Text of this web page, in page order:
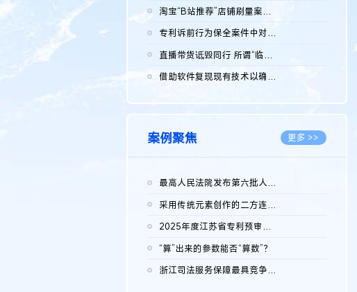
淘宝“B站推荐”店铺刷量案维持原判，两被告连带赔偿150万元
专利诉前行为保全案件中对仿制药申请人曾作出三类声明的考量及违...
直播带货诋毁同行 所谓“临场发挥”不免责
借助软件复现现有技术以确认相关参数特征是否被公开
案例聚焦 更多 >>
最高人民法院发布第六批人民法院种业知识产权司法保护典型案例 含...
采用传统元素创作的二方连续装饰图案作品的独创性及侵权对比认定
2025年度江苏省专利预审典型案例
“算”出来的参数能否“算数”？
浙江司法服务保障最具竞争力营商环境建设典型案例（第二批）含侵...